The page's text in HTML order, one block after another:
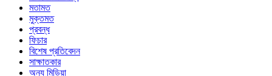
মতামত
মুক্তমত
প্রবন্ধ
ফিচার
বিশেষ প্রতিবেদন
সাক্ষাতকার
অন্য মিডিয়া